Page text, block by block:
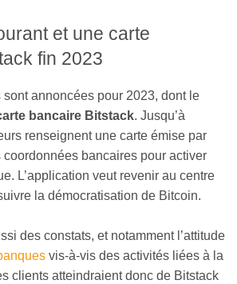
et une carte
fin 2023
sont annoncées pour 2023, dont le
bancaire Bitstack. Jusqu’à
renseignent une carte émise par
coordonnées bancaires pour activer
L’application veut revenir au centre
la démocratisation de Bitcoin.
des constats, et notamment l’attitude
vis-à-vis des activités liées à la
clients atteindraient donc de Bitstack